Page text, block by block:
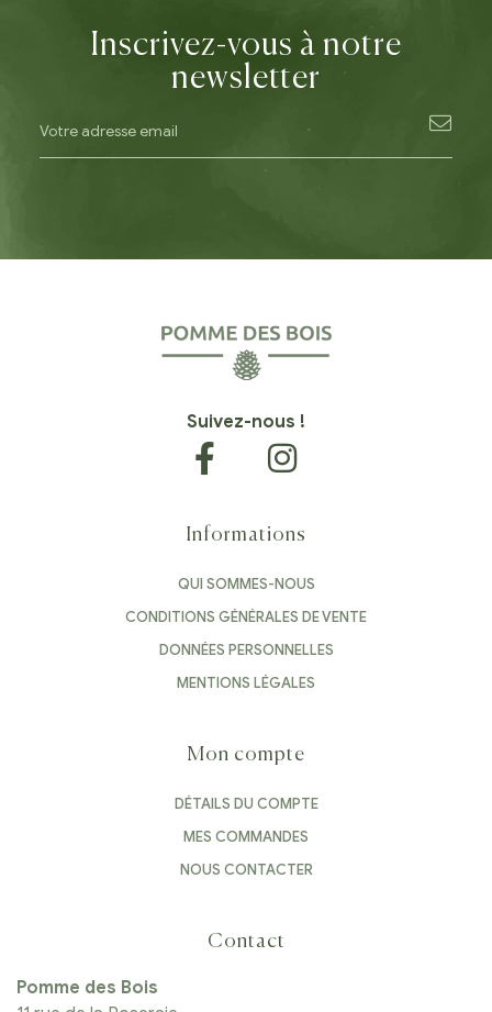
Inscrivez-vous à notre
newsletter
Suivez-nous !
Informations
QUI SOMMES-NOUS
CONDITIONS GÉNÉRALES DE VENTE
DONNÉES PERSONNELLES
MENTIONS LÉGALES
Mon compte
DÉTAILS DU COMPTE
MES COMMANDES
NOUS CONTACTER
Contact
Pomme des Bois